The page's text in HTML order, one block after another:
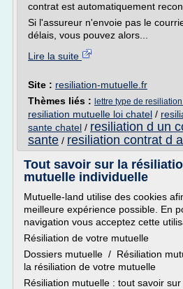
contrat est automatiquement
Si l'assureur n'envoie pas le
délais, vous pouvez alors...
Lire la suite
Site : resiliation-mutuelle.fr
Thèmes liés : lettre type de
resiliation mutuelle loi chatel /
sante chatel / resiliation d un
sante / resiliation contrat d
Tout savoir sur la
mutuelle individuelle
Mutuelle-land utilise des cookies
meilleure expérience possible. En
navigation vous acceptez cette
Résiliation de votre mutuelle
Dossiers mutuelle / Résiliation
la résiliation de votre mutuelle
Résiliation mutuelle : tout savoir